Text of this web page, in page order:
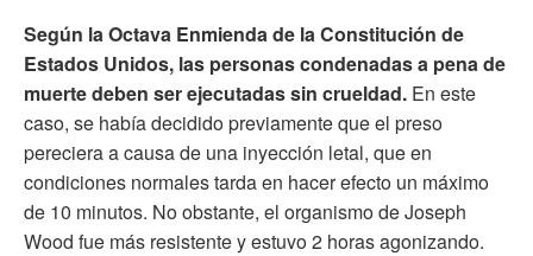
Según la Octava Enmienda de la Constitución de
Estados Unidos, las personas condenadas a pena de
muerte deben ser ejecutadas sin crueldad. En este
caso, se había decidido previamente que el preso
pereciera a causa de una inyección letal, que en
condiciones normales tarda en hacer efecto un máximo
de 10 minutos. No obstante, el organismo de Joseph
Wood fue más resistente y estuvo 2 horas agonizando.